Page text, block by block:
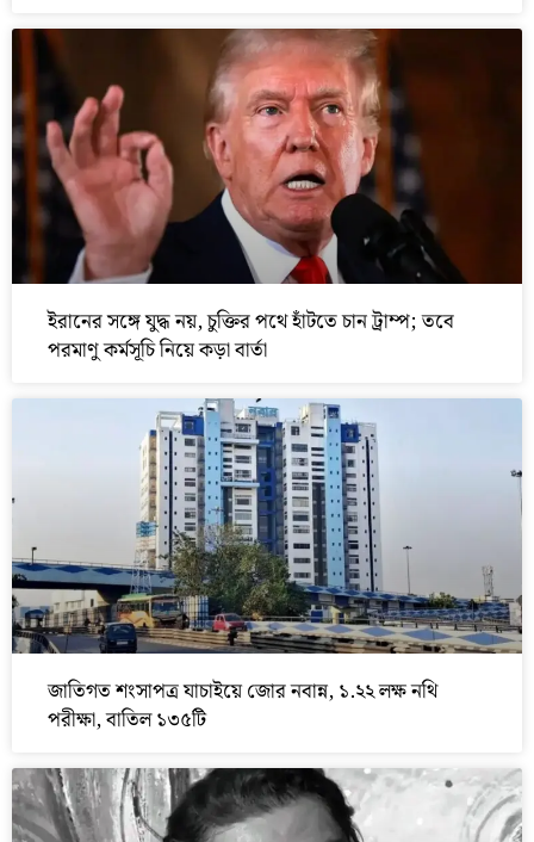
ইরানের সঙ্গে যুদ্ধ নয়, চুক্তির পথে হাঁটতে চান ট্রাম্প; তবে
পরমাণু কর্মসূচি নিয়ে কড়া বার্তা
জাতিগত শংসাপত্র যাচাইয়ে জোর নবান্ন, ১.২২ লক্ষ নথি
পরীক্ষা, বাতিল ১৩৫টি